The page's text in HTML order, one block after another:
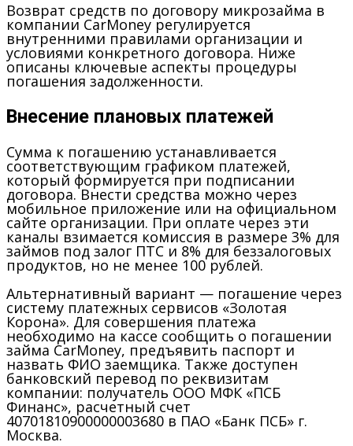
Возврат средств по договору микрозайма в
компании CarMoney регулируется
внутренними правилами организации и
условиями конкретного договора. Ниже
описаны ключевые аспекты процедуры
погашения задолженности.
Внесение плановых платежей
Сумма к погашению устанавливается
соответствующим графиком платежей,
который формируется при подписании
договора. Внести средства можно через
мобильное приложение или на официальном
сайте организации. При оплате через эти
каналы взимается комиссия в размере 3% для
займов под залог ПТС и 8% для беззалоговых
продуктов, но не менее 100 рублей.
Альтернативный вариант — погашение через
систему платежных сервисов «Золотая
Корона». Для совершения платежа
необходимо на кассе сообщить о погашении
займа CarMoney, предъявить паспорт и
назвать ФИО заемщика. Также доступен
банковский перевод по реквизитам
компании: получатель ООО МФК «ПСБ
Финанс», расчетный счет
40701810900000003680 в ПАО «Банк ПСБ» г.
Москва.